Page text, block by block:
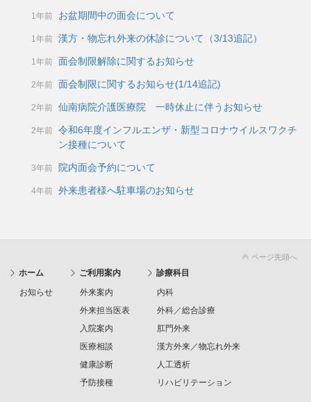
1年前 お盆期間中の面会について
1年前 漢方・物忘れ外来の休診について（3/13追記）
1年前 面会制限解除に関するお知らせ
2年前 面会制限に関するお知らせ(1/14追記)
2年前 仙南病院介護医療院 一時休止に伴うお知らせ
2年前 令和6年度インフルエンザ・新型コロナウイルスワクチ
ン接種について
3年前 院内面会予約について
4年前 外来患者様へ駐車場のお知らせ
ページ先頭へ
ホーム
お知らせ
ご利用案内
外来案内
外来担当医表
入院案内
医療相談
健康診断
予防接種
診療科目
内科
外科／総合診療
肛門外来
漢方外来／物忘れ外来
人工透析
リハビリテーション